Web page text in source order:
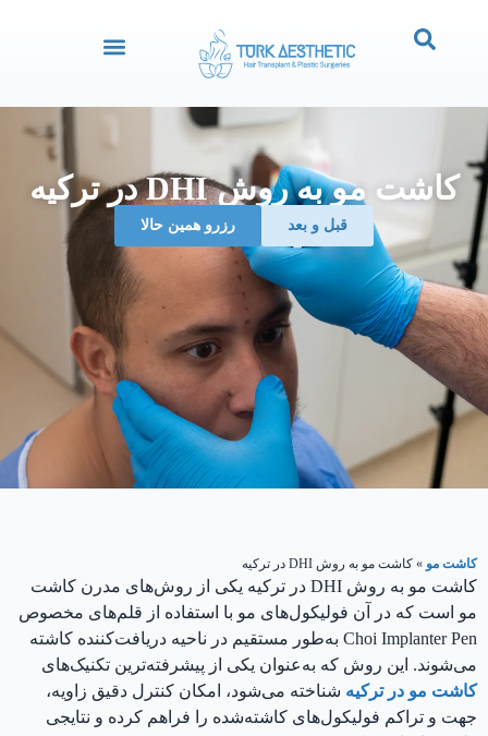
کاشت مو به روش DHI در ترکیه
قبل و بعد رزرو همین حالا
کاشت مو » کاشت مو به روش DHI در ترکیه
کاشت مو به روش DHI در ترکیه یکی از روش‌های مدرن کاشت
مو است که در آن فولیکول‌های مو با استفاده از قلم‌های مخصوص
Choi Implanter Pen به‌طور مستقیم در ناحیه دریافت‌کننده کاشته
می‌شوند. این روش که به‌عنوان یکی از پیشرفته‌ترین تکنیک‌های
کاشت مو در ترکیه شناخته می‌شود، امکان کنترل دقیق زاویه،
جهت و تراکم فولیکول‌های کاشته‌شده را فراهم کرده و نتایجی